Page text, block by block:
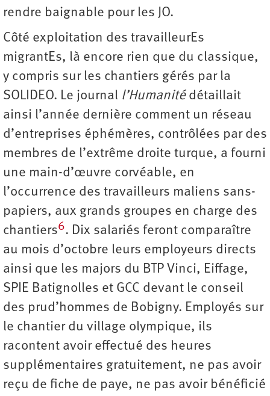
rendre baignable pour les JO.
Côté exploitation des travailleurEs
migrantEs, là encore rien que du classique,
y compris sur les chantiers gérés par la
SOLIDEO. Le journal l’Humanitédétaillait
ainsi l’année dernière comment un réseau
d’entreprises éphémères, contrôlées par des
membres de l’extrême droite turque, a fourni
une main-d’œuvre corvéable, en
l’occurrence des travailleurs maliens sans-
papiers, aux grands groupes en charge des
chantiers6. Dix salariés feront comparaître
au mois d’octobre leurs employeurs directs
ainsi que les majors du BTP Vinci, Eiffage,
SPIE Batignolles et GCC devant le conseil
des prud’hommes de Bobigny. Employés sur
le chantier du village olympique, ils
racontent avoir effectué des heures
supplémentaires gratuitement, ne pas avoir
reçu de fiche de paye, ne pas avoir bénéficié